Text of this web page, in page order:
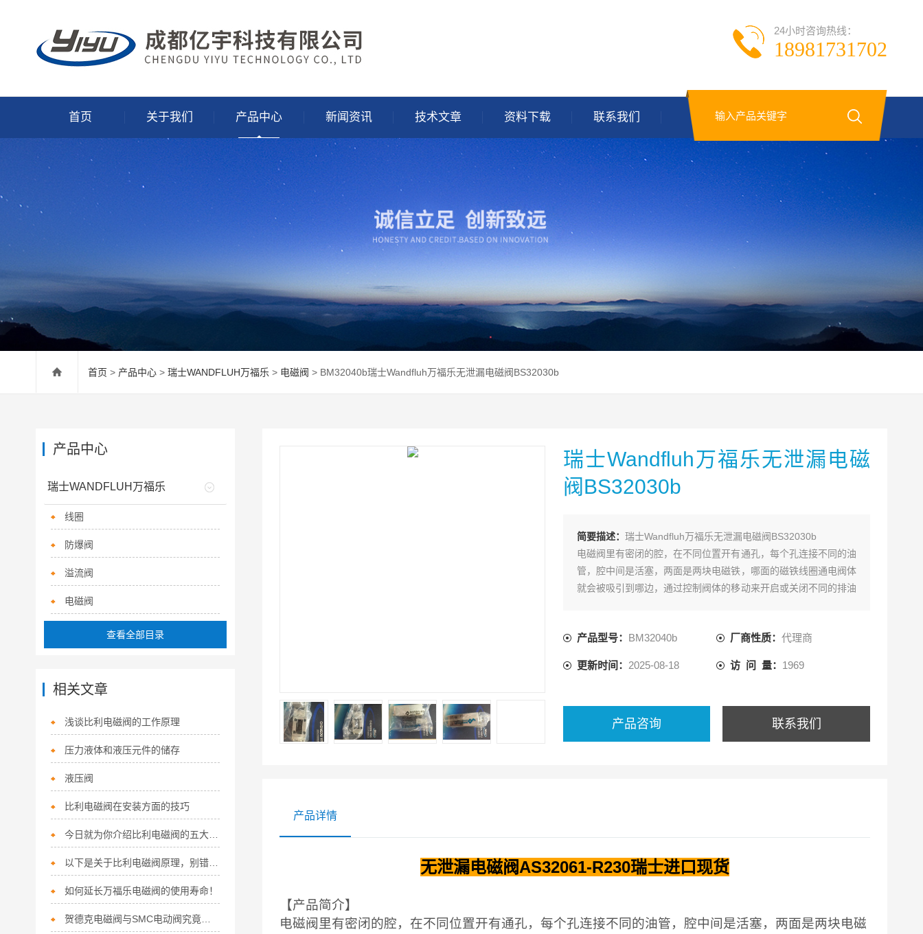
24小时咨询热线：
18981731702
首页 关于我们 产品中心 新闻资讯 技术文章 资料下载 联系我们
首页 > 产品中心 > 瑞士WANDFLUH万福乐 > 电磁阀 > BM32040b瑞士Wandfluh万福乐无泄漏电磁阀BS32030b
瑞士Wandfluh万福乐无泄漏电磁
阀BS32030b
简要描述： 瑞士Wandfluh万福乐无泄漏电磁阀BS32030b
电磁阀里有密闭的腔，在不同位置开有通孔，每个孔连接不同的油
管，腔中间是活塞，两面是两块电磁铁，哪面的磁铁线圈通电阀体
就会被吸引到哪边，通过控制阀体的移动来开启或关闭不同的排油
装置。
产品型号： BM32040b 厂商性质：代理商
更新时间： 2025-08-18 访 问 量： 1969
产品咨询 联系我们
产品详情
无泄漏电磁阀AS32061-R230瑞士进口现货
【产品简介】
电磁阀里有密闭的腔，在不同位置开有通孔，每个孔连接不同的油管，腔中间是活塞，两面是两块电磁
产品中心
瑞士WANDFLUH万福乐
线圈
防爆阀
溢流阀
电磁阀
查看全部目录
相关文章
浅谈比利电磁阀的工作原理
压力液体和液压元件的储存
液压阀
比利电磁阀在安装方面的技巧
今日就为你介绍比利电磁阀的五大主要特点！
以下是关于比利电磁阀原理，别错过哦！
如何延长万福乐电磁阀的使用寿命！
贺德克电磁阀与SMC电动阀究竟有何区别？